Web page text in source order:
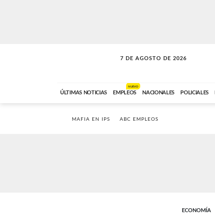
7 DE AGOSTO DE 2026
VITAMINAS
ÚLTIMAS NOTICIAS EMPLEOS
NUEVO
NACIONALES POLICIALES
MAFIA EN IPS ABC EMPLEOS
ECONOMÍA